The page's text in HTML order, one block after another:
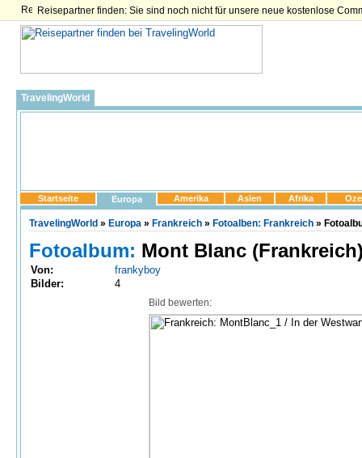
Reisepartner finden: Sie sind noch nicht für unsere neue kostenlose
TravelingWorld
Startseite Europa Amerika Asien Afrika
TravelingWorld » Europa » Frankreich » Fotoalben: Frankreich »
Fotoalbum: Mont Blanc
Von:
frankyboy
Bilder:
4
Bild bewerten: